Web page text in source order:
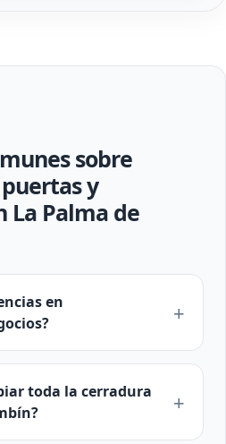
sobre
y
La Palma de
en
toda la cerradura